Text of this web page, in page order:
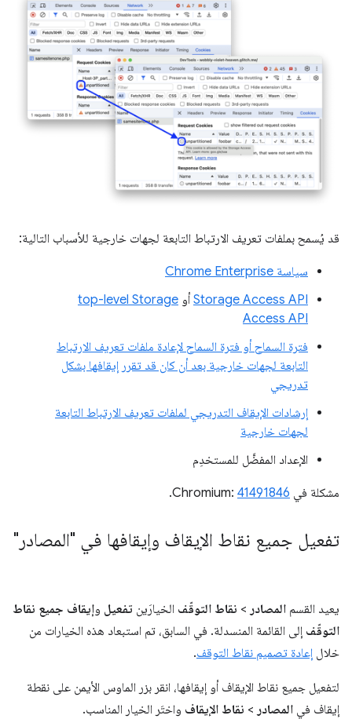
قد يُسمح بملفات تعريف الارتباط التابعة لجهات خارجية للأسباب التالية:
سياسة Chrome Enterprise
Storage Access APIأو top-level Storage
Access API
فترة السماح أو فترة السماح لإعادة ملفات تعريف الارتباط
التابعة لجهات خارجية بعد أن كان قد تقرر إيقافها بشكل
تدريجي
إرشادات الإيقاف التدريجي لملفات تعريف الارتباط التابعة
لجهات خارجية
الإعداد المفضَّل للمستخدِم
مشكلة في Chromium: 41491846
.
تفعيل جميع نقاط الإيقاف وإيقافها في "المصادر"
يعيد القسم المصادر > نقاط التوقّف الخيارَين تفعيل وإيقاف جميع نقاط
التوقّف إلى القائمة المنسدلة. في السابق، تم استبعاد هذه الخيارات من
خلال إعادة تصميم نقاط التوقف.
لتفعيل جميع نقاط الإيقاف أو إيقافها، انقر بزر الماوس الأيمن على نقطة
إيقاف في المصادر > نقاط الإيقاف واختَر الخيار المناسب.